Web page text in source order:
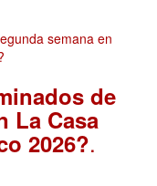
de
La Casa
2026?.